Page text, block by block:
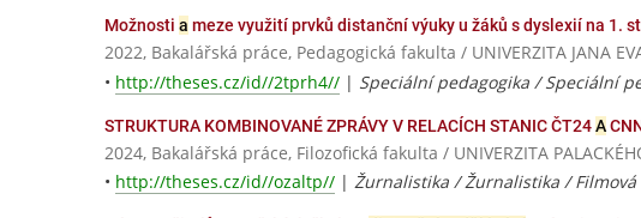
Možnosti a meze využití prvků distanční výuky u žáků s dyslexií na 1.
2022, Bakalářská práce, Pedagogická fakulta / UNIVERZITA JANA
• http://theses.cz/id//2tprh4// | Speciální pedagogika / Speciální
STRUKTURA KOMBINOVANÉ ZPRÁVY V RELACÍCH STANIC ČT24A
2024, Bakalářská práce, Filozofická fakulta / UNIVERZITA
• http://theses.cz/id//ozaltp// | Žurnalistika / Žurnalistika /